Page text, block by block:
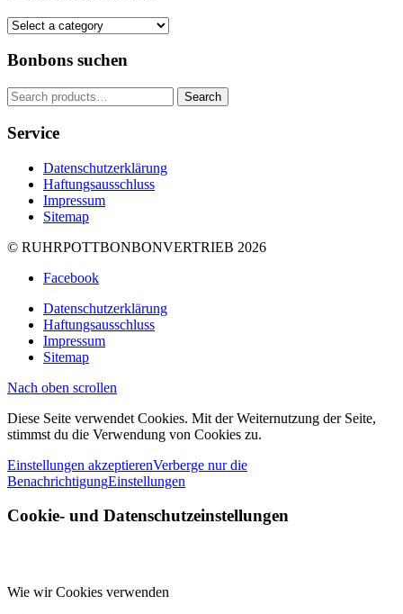
Bonbons suchen
Search
for:
Search
Service
Datenschutzerklärung
Haftungsausschluss
Impressum
Sitemap
© RUHRPOTTBONBONVERTRIEB 2026
Facebook
Datenschutzerklärung
Haftungsausschluss
Impressum
Sitemap
Nach oben scrollen
Diese Seite verwendet Cookies. Mit der Weiternutzung der Seite,
stimmst du die Verwendung von Cookies zu.
Einstellungen akzeptierenVerberge nur die
BenachrichtigungEinstellungen
Cookie- und Datenschutzeinstellungen
Wie wir Cookies verwenden